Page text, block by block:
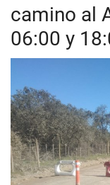
Policial
Deporte
Política
Espectáculos
camino al
06:00 y